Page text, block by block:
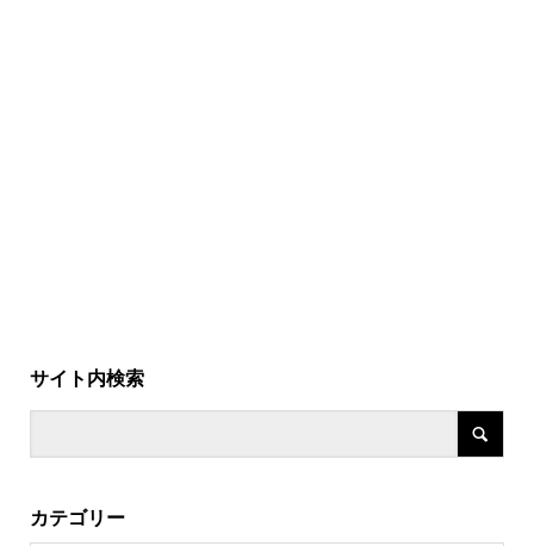
サイト内検索
カテゴリー